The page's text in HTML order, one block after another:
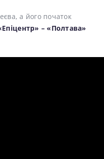
а його початок
– «Полтава»